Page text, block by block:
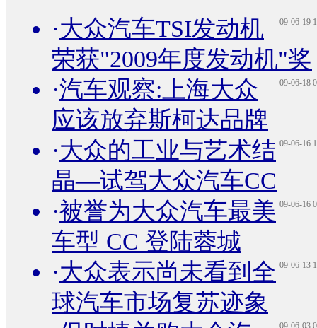
09-06-19
·大众汽车TSI发动机
荣获"2009年度发动机"奖
09-06-18
·汽车观察:上海大众
应该放弃斯柯达品牌
09-06-16
·大众的工业与艺术结
晶—试驾大众汽车CC
09-06-16
·被誉为大众汽车最美
车型 CC 登陆蓉城
09-06-13
·大众表示尚未看到全
球汽车市场复苏迹象
09-06-03